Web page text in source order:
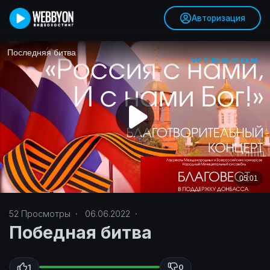
Авторизация
52 Просмотры · 06.06.2022 ·
Победная битва
1 0